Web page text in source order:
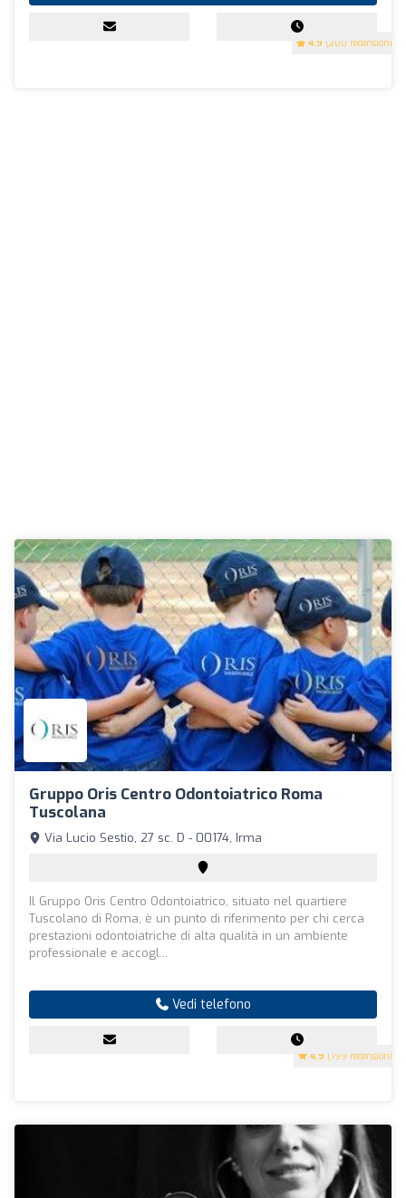
4.9 (200 recensioni)
Gruppo Oris Centro Odontoiatrico Roma
Tuscolana
4.9 (199 recensioni)
Via Lucio Sestio, 27 sc. D - 00174, Irma
Il Gruppo Oris Centro Odontoiatrico, situato nel quartiere
Tuscolano di Roma, è un punto di riferimento per chi cerca
prestazioni odontoiatriche di alta qualità in un ambiente
professionale e accogl...
Vedi telefono